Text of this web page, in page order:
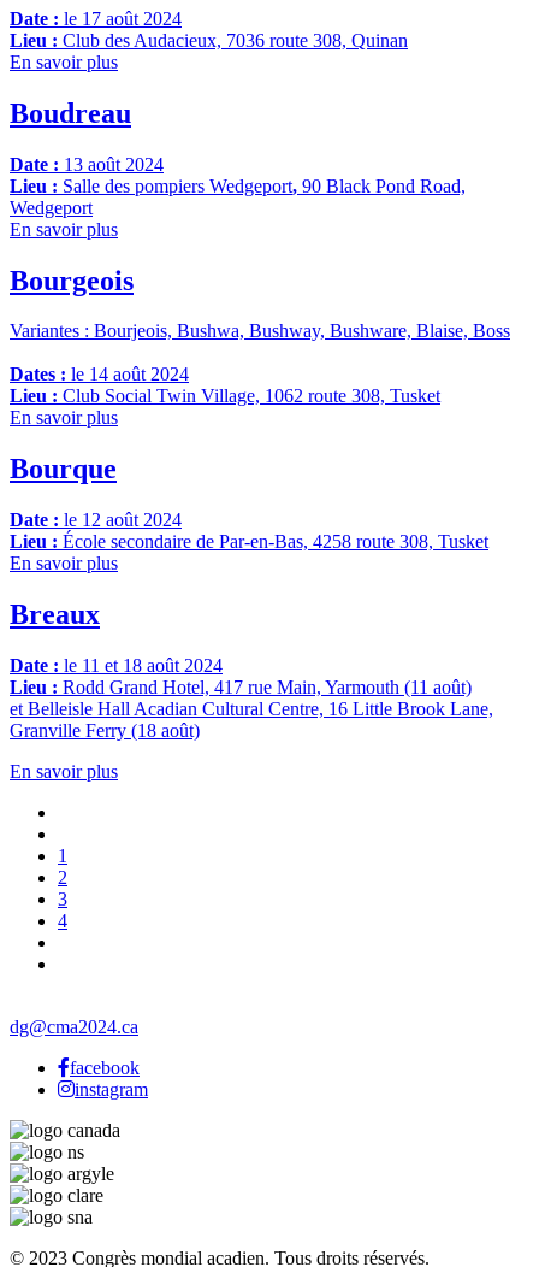
Date : le 17 août 2024
Lieu : Club des Audacieux, 7036 route 308, Quinan
En savoir plus
Boudreau
Date : 13 août 2024
Lieu : Salle des pompiers Wedgeport, 90 Black Pond Road,
Wedgeport
En savoir plus
Bourgeois
Variantes : Bourjeois, Bushwa, Bushway, Bushware, Blaise, Boss
Dates : le 14 août 2024
Lieu : Club Social Twin Village, 1062 route 308, Tusket
En savoir plus
Bourque
Date : le 12 août 2024
Lieu : École secondaire de Par-en-Bas, 4258 route 308, Tusket
En savoir plus
Breaux
Date : le 11 et 18 août 2024
Lieu : Rodd Grand Hotel, 417 rue Main, Yarmouth (11 août)
et Belleisle Hall Acadian Cultural Centre, 16 Little Brook Lane,
Granville Ferry (18 août)
En savoir plus
1
2
3
4
dg@cma2024.ca
facebook
instagram
© 2023 Congrès mondial acadien. Tous droits réservés.